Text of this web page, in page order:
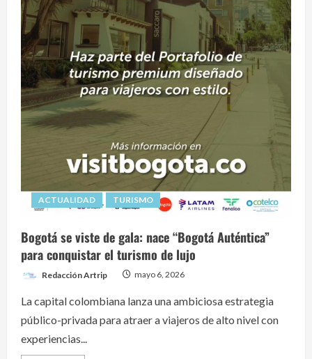
ACTUALIDAD TURISMO
Bogotá se viste de gala: nace “Bogotá Auténtica”
para conquistar el turismo de lujo
Redacción Artrip mayo 6, 2026
La capital colombiana lanza una ambiciosa estrategia
público-privada para atraer a viajeros de alto nivel con
experiencias...